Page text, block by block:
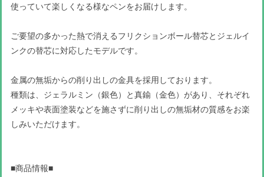
使っていて楽しくなる様なペンをお届けします。
ご要望の多かった熱で消えるフリクションボール替芯とジェルイ
ンクの替芯に対応したモデルです。
金属の無垢からの削り出しの金具を採用しております。
種類は、ジェラルミン（銀色）と真鍮（金色）があり、それぞれ
メッキや表面塗装などを施さずに削り出しの無垢材の質感をお楽
しみいただけます。
■商品情報■